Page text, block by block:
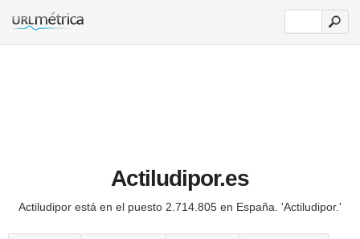
Actiludipor.es
Actiludipor está en el puesto 2.714.805 en España. 'Actiludipor.'